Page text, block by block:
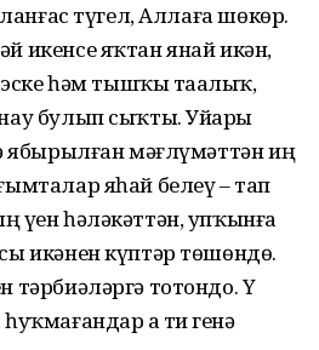
түгел, Аллаға шөкөр.
икенсе яҡтан янай икән,
эске һәм тышҡы таҙалыҡ,
булып сыҡты. Уйҙарҙы
ябырылған мәғлүмәттән иң
яһай белеү – тап
һәләкәттән, упҡынға
икәнен күптәр төшөндө.
тотондо. Үҙ
ҙа тиҙ генә